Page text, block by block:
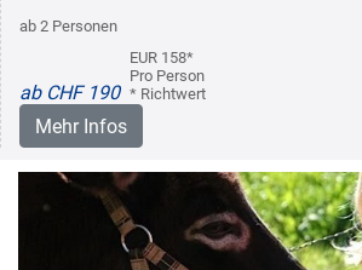
ab 2 Personen
ab CHF 190
EUR 158*
Pro Person
* Richtwert
Mehr Infos